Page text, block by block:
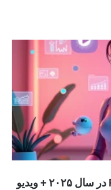
رمز موفقیت کانال های Faceless در سال ۲۰۲۵ + ویدیو